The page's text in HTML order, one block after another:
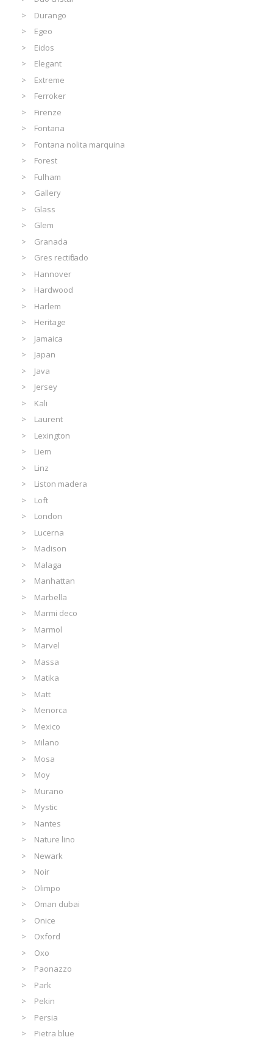
Durango
Egeo
Eidos
Elegant
Extreme
Ferroker
Firenze
Fontana
Fontana nolita marquina
Forest
Fulham
Gallery
Glass
Glem
Granada
Gres rectificado
Hannover
Hardwood
Harlem
Heritage
Jamaica
Japan
Java
Jersey
Kali
Laurent
Lexington
Liem
Linz
Liston madera
Loft
London
Lucerna
Madison
Malaga
Manhattan
Marbella
Marmi deco
Marmol
Marvel
Massa
Matika
Matt
Menorca
Mexico
Milano
Mosa
Moy
Murano
Mystic
Nantes
Nature lino
Newark
Noir
Olimpo
Oman dubai
Onice
Oxford
Oxo
Paonazzo
Park
Pekin
Persia
Pietra blue